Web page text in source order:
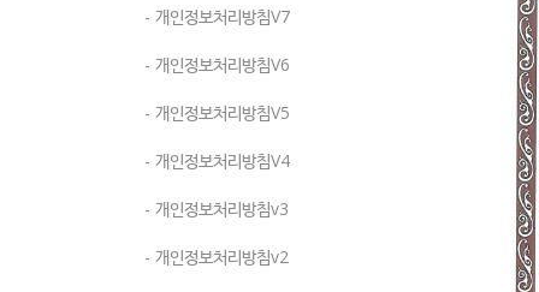
- 개인정보처리방침V7
- 개인정보처리방침V6
- 개인정보처리방침V5
- 개인정보처리방침V4
- 개인정보처리방침v3
- 개인정보처리방침v2